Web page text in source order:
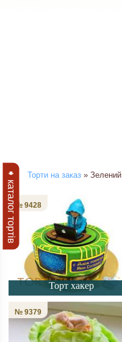
Торти на заказ » Зелений
Торт хакер
№ 9428
№ 9379
➧ каталог тортів